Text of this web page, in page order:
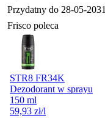
Przydatny do 28-05-2031
Frisco poleca
STR8 FR34K
Dezodorant w sprayu
150 ml
59,93 zł/l